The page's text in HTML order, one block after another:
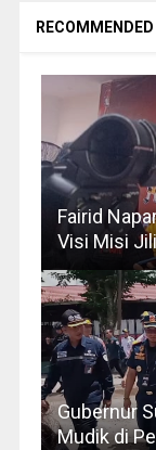
RECOMMENDED
Fairid
Visi Misi
Gubernur
Mudik di